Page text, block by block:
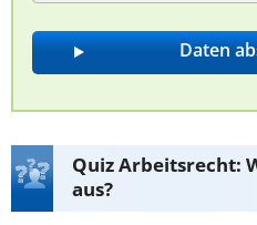
Quiz Arbeitsrecht:
aus?